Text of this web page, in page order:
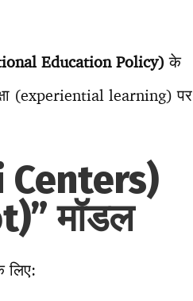
Education Policy) के
(experiential learning) पर
Centers)
मॉडल
लिए: